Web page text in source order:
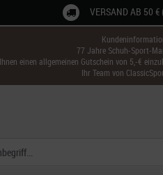
VERSAND AB 50 €
77 Jahre Schuh-Sport-
einen allgemeinen Gutschein von 5,-€
Ihr Team von